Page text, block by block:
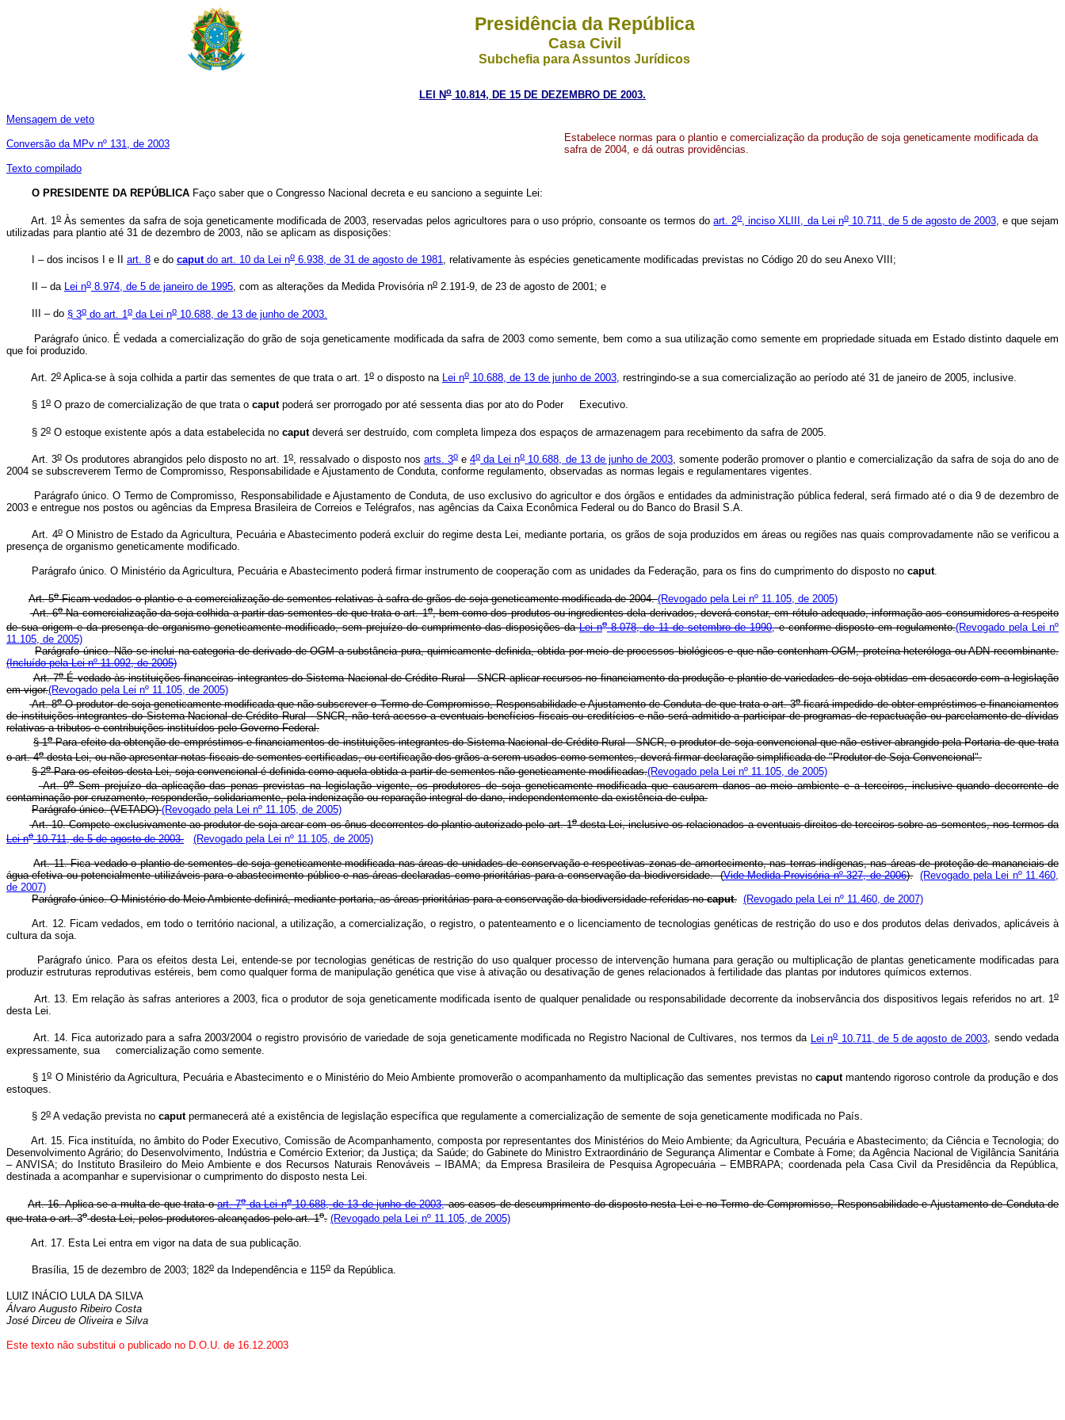
Presidência da República
Casa Civil
Subchefia para Assuntos Jurídicos
LEI No 10.814, DE 15 DE DEZEMBRO DE 2003.
Mensagem de veto
Conversão da MPv nº 131, de 2003
Texto compilado
Estabelece normas para o plantio e comercialização da produção de soja geneticamente modificada da
safra de 2004, e dá outras providências.
O PRESIDENTE DA REPÚBLICA Faço saber que o Congresso Nacional decreta e eu sanciono a seguinte Lei:
Art. 1oÀs sementes da safra de soja geneticamente modificada de 2003, reservadas pelos agricultores para o uso próprio, consoante os termos doart. 2o, inciso XLIII, da Lei no10.711, de 5 de agosto de 2003, e que sejam
utilizadas para plantio até 31 de dezembro de 2003, não se aplicam as disposições:
I – dos incisos I e II art. 8 e do caputdo art. 10 da Lei no 6.938, de 31 de agosto de 1981, relativamente às espécies geneticamente modificadas previstas no Código 20 do seu Anexo VIII;
II – da Lei no 8.974, de 5 de janeiro de 1995, com as alterações da Medida Provisória no 2.191-9, de 23 de agosto de 2001; e
III – do § 3o do art. 1 o da Lei no 10.688, de 13 de junho de 2003.
Parágrafo único. É vedada a comercialização do grão de soja geneticamente modificada da safra de 2003 como semente, bem como a sua utilização como semente em propriedade situada em Estado distinto daquele em
que foi produzido.
Art. 2o Aplica-se à soja colhida a partir das sementes de que trata o art. 1o o disposto na Lei no 10.688, de 13 de junho de 2003, restringindo-se a sua comercialização ao período até 31 de janeiro de 2005, inclusive.
§ 1o O prazo de comercialização de que trata o caputpoderá ser prorrogado por até sessenta dias por ato do Poder Executivo.
§ 2o O estoque existente após a data estabelecida no caputdeverá ser destruído, com completa limpeza dos espaços de armazenagem para recebimento da safra de 2005.
Art. 3oOs produtores abrangidos pelo disposto no art. 1o, ressalvado o disposto nos arts. 3oe4oda Lei no10.688, de 13 de junho de 2003, somente poderão promover o plantio e comercialização da safra de soja do ano de
2004 se subscreverem Termo de Compromisso, Responsabilidade e Ajustamento de Conduta, conforme regulamento, observadas as normas legais e regulamentares vigentes.
Parágrafo único. O Termo de Compromisso, Responsabilidade e Ajustamento de Conduta, de uso exclusivo do agricultor e dos órgãos e entidades da administração pública federal, será firmado até o dia 9 de dezembro de
2003 e entregue nos postos ou agências da Empresa Brasileira de Correios e Telégrafos, nas agências da Caixa Econômica Federal ou do Banco do Brasil S.A.
Art. 4oO Ministro de Estado da Agricultura, Pecuária e Abastecimento poderá excluir do regime desta Lei, mediante portaria, os grãos de soja produzidos em áreas ou regiões nas quais comprovadamente não se verificou a
presença de organismo geneticamente modificado.
Parágrafo único. O Ministério da Agricultura, Pecuária e Abastecimento poderá firmar instrumento de cooperação com as unidades da Federação, para os fins do cumprimento do disposto no caput.
Art. 5oFicam vedados o plantio e a comercialização de sementes relativas à safra de grãos de soja geneticamente modificada de 2004.(Revogado pela Lei nº 11.105, de 2005)
Art. 6oNa comercialização da soja colhida a partir das sementes de que trata o art. 1o, bem como dos produtos ou ingredientes dela derivados, deverá constar, em rótulo adequado, informação aos consumidores a respeito
de sua origem e da presença de organismo geneticamente modificado, sem prejuízo do cumprimento das disposições daLei no8.078, de 11 de setembro de 1990,e conforme disposto em regulamento.(Revogado pela Lei nº
11.105, de 2005)
Parágrafo único. Não se inclui na categoria de derivado de OGM a substância pura, quimicamente definida, obtida por meio de processos biológicos e que não contenham OGM, proteína heteróloga ou ADN recombinante.
(Incluído pela Lei nº 11.092, de 2005)
Art. 7oÉ vedado às instituições financeiras integrantes do Sistema Nacional de Crédito Rural – SNCR aplicar recursos no financiamento da produção e plantio de variedades de soja obtidas em desacordo com a legislação
em vigor.(Revogado pela Lei nº 11.105, de 2005)
Art. 8oO produtor de soja geneticamente modificada que não subscrever o Termo de Compromisso, Responsabilidade e Ajustamento de Conduta de que trata o art. 3oficará impedido de obter empréstimos e financiamentos
de instituições integrantes do Sistema Nacional de Crédito Rural - SNCR, não terá acesso a eventuais benefícios fiscais ou creditícios e não será admitido a participar de programas de repactuação ou parcelamento de dívidas
relativas a tributos e contribuições instituídos pelo Governo Federal.
§ 1oPara efeito da obtenção de empréstimos e financiamentos de instituições integrantes do Sistema Nacional de Crédito Rural - SNCR, o produtor de soja convencional que não estiver abrangido pela Portaria de que trata
o art. 4odesta Lei, ou não apresentar notas fiscais de sementes certificadas, ou certificação dos grãos a serem usados como sementes, deverá firmar declaração simplificada de "Produtor de Soja Convencional".
§ 2oPara os efeitos desta Lei, soja convencional é definida como aquela obtida a partir de sementes não geneticamente modificadas.(Revogado pela Lei nº 11.105, de 2005)
Art. 9oSem prejuízo da aplicação das penas previstas na legislação vigente, os produtores de soja geneticamente modificada que causarem danos ao meio ambiente e a terceiros, inclusive quando decorrente de
contaminação por cruzamento, responderão, solidariamente, pela indenização ou reparação integral do dano, independentemente da existência de culpa.
Parágrafo único. (VETADO)(Revogado pela Lei nº 11.105, de 2005)
Art. 10. Compete exclusivamente ao produtor de soja arcar com os ônus decorrentes do plantio autorizado pelo art. 1odesta Lei, inclusive os relacionados a eventuais direitos de terceiros sobre as sementes, nos termos da
Lei no10.711, de 5 de agosto de 2003. (Revogado pela Lei nº 11.105, de 2005)
Art. 11. Fica vedado o plantio de sementes de soja geneticamente modificada nas áreas de unidades de conservação e respectivas zonas de amortecimento, nas terras indígenas, nas áreas de proteção de mananciais de
água efetiva ou potencialmente utilizáveis para o abastecimento público e nas áreas declaradas como prioritárias para a conservação da biodiversidade. (Vide Medida Provisória nº 327, de 2006). (Revogado pela Lei nº 11.460,
de 2007)
Parágrafo único. O Ministério do Meio Ambiente definirá, mediante portaria, as áreas prioritárias para a conservação da biodiversidade referidas nocaput. (Revogado pela Lei nº 11.460, de 2007)
Art. 12. Ficam vedados, em todo o território nacional, a utilização, a comercialização, o registro, o patenteamento e o licenciamento de tecnologias genéticas de restrição do uso e dos produtos delas derivados, aplicáveis à
cultura da soja.
Parágrafo único. Para os efeitos desta Lei, entende-se por tecnologias genéticas de restrição do uso qualquer processo de intervenção humana para geração ou multiplicação de plantas geneticamente modificadas para
produzir estruturas reprodutivas estéreis, bem como qualquer forma de manipulação genética que vise à ativação ou desativação de genes relacionados à fertilidade das plantas por indutores químicos externos.
Art. 13. Em relação às safras anteriores a 2003, fica o produtor de soja geneticamente modificada isento de qualquer penalidade ou responsabilidade decorrente da inobservância dos dispositivos legais referidos no art. 1o
desta Lei.
Art. 14. Fica autorizado para a safra 2003/2004 o registro provisório de variedade de soja geneticamente modificada no Registro Nacional de Cultivares, nos termos da Lei no10.711, de 5 de agosto de 2003, sendo vedada
expressamente, sua comercialização como semente.
§ 1oO Ministério da Agricultura, Pecuária e Abastecimento e o Ministério do Meio Ambiente promoverão o acompanhamento da multiplicação das sementes previstas no caputmantendo rigoroso controle da produção e dos
estoques.
§ 2o A vedação prevista no caputpermanecerá até a existência de legislação específica que regulamente a comercialização de semente de soja geneticamente modificada no País.
Art. 15. Fica instituída, no âmbito do Poder Executivo, Comissão de Acompanhamento, composta por representantes dos Ministérios do Meio Ambiente; da Agricultura, Pecuária e Abastecimento; da Ciência e Tecnologia; do
Desenvolvimento Agrário; do Desenvolvimento, Indústria e Comércio Exterior; da Justiça; da Saúde; do Gabinete do Ministro Extraordinário de Segurança Alimentar e Combate à Fome; da Agência Nacional de Vigilância Sanitária
– ANVISA; do Instituto Brasileiro do Meio Ambiente e dos Recursos Naturais Renováveis – IBAMA; da Empresa Brasileira de Pesquisa Agropecuária – EMBRAPA; coordenada pela Casa Civil da Presidência da República,
destinada a acompanhar e supervisionar o cumprimento do disposto nesta Lei.
Art. 16. Aplica-se a multa de que trata oart. 7oda Lei no10.688, de 13 de junho de 2003,aos casos de descumprimento do disposto nesta Lei e no Termo de Compromisso, Responsabilidade e Ajustamento de Conduta de
que trata o art. 3odesta Lei, pelos produtores alcançados pelo art. 1o. (Revogado pela Lei nº 11.105, de 2005)
Art. 17. Esta Lei entra em vigor na data de sua publicação.
Brasília, 15 de dezembro de 2003; 182o da Independência e 115o da República.
LUIZ INÁCIO LULA DA SILVA
Álvaro Augusto Ribeiro Costa
José Dirceu de Oliveira e Silva
Este texto não substitui o publicado no D.O.U. de 16.12.2003